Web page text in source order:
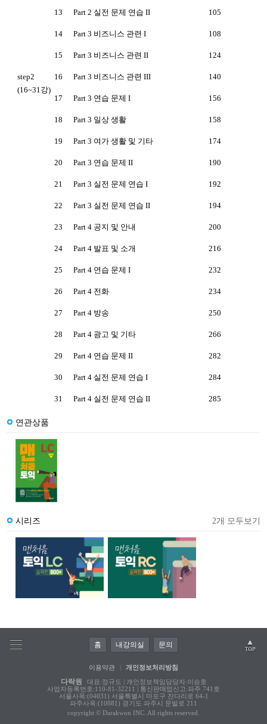
13 Part 2 실전 문제 연습 II 105
14 Part 3 비즈니스 관련 I 108
15 Part 3 비즈니스 관련 II 124
step2
(16~31강)
16 Part 3 비즈니스 관련 III 140
17 Part 3 연습 문제 I 156
18 Part 3 일상 생활 158
19 Part 3 여가 생활 및 기타 174
20 Part 3 연습 문제 II 190
21 Part 3 실전 문제 연습 I 192
22 Part 3 실전 문제 연습 II 194
23 Part 4 공지 및 안내 200
24 Part 4 발표 및 소개 216
25 Part 4 연습 문제 I 232
26 Part 4 전화 234
27 Part 4 방송 250
28 Part 4 광고 및 기타 266
29 Part 4 연습 문제 II 282
30 Part 4 실전 문제 연습 I 284
31 Part 4 실전 문제 연습 II 285
연관상품
시리즈 2개 모두보기
홈 내강의실 문의
이용약관 개인정보처리방침
다락원
대표:정규도 | 개인정보책임담당자:이승호
사업자등록번호:110-81-32211 | 통신판매업신고:파주 741호
서울사옥:(04031) 서울특별시 마포구 잔다리로 64-1
파주사옥:(10881) 경기도 파주시 문발로 211
copyright © Darakwon INC. All rights reserved.